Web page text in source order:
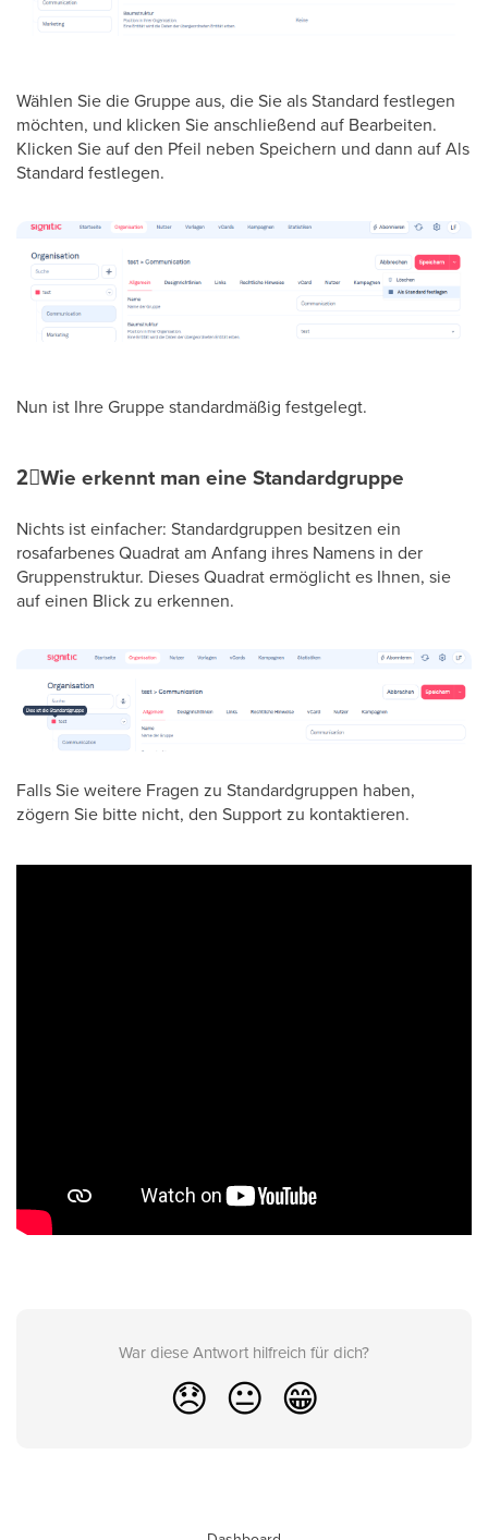
Wählen Sie die Gruppe aus, die Sie als Standard festlegen
möchten, und klicken Sie anschließend auf Bearbeiten.
Klicken Sie auf den Pfeil neben Speichern und dann auf Als
Standard festlegen.
Nun ist Ihre Gruppe standardmäßig festgelegt.
2⃣Wie erkennt man eine Standardgruppe
Nichts ist einfacher: Standardgruppen besitzen ein
rosafarbenes Quadrat am Anfang ihres Namens in der
Gruppenstruktur. Dieses Quadrat ermöglicht es Ihnen, sie
auf einen Blick zu erkennen.
Falls Sie weitere Fragen zu Standardgruppen haben,
zögern Sie bitte nicht, den Support zu kontaktieren.
War diese Antwort hilfreich für dich?
😞 😐 😁